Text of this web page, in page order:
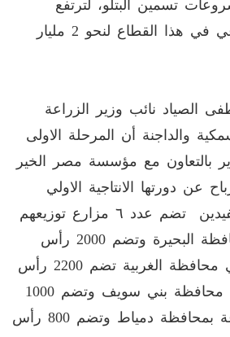
تسمين البتلو، لترتفع
محفظة البنك الزراعي في هذا القطاع لنحو 2 مليار
الصياد نائب وزير الزراعة
والداجنة أن المرحلة الاولى
بالتعاون مع مؤسسة مصر الخير
عن دورتها الانتاجية الاولي
اليوم للشباب المستفيدين تضم عدد ٦ مزارع توزيعهم
كالتالي :مزرعة بمحافظة البحيرة وتضم 2000 رأس
ماشية و3 مزارع في محافظة الغربية تضم 2200 رأس
ماشية، ومزرعة في محافظة بني سويف وتضم 1000
راس ماشية، ومزرعة بمحافظة دمياط وتضم 800 رأس